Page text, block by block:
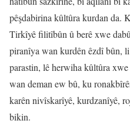
pêşdabirina kûltûra kurdan da.
Tirkîyê filitîbûn û berê xwe
piranîya wan kurdên êzdî bûn,
parastin, lê herwiha kûltûra
wan deman ew bû, ku
karên nivîskarîyê, kurdzanîyê,
bikin.